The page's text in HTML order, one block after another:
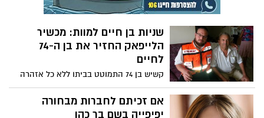
שניות בן חיים למוות: מכשיר
הלייפאק החזיר את בן ה-74
לחיים
קשיש בן 74 התמוטט בביתו ללא כל אזהרה
מוקדמת. אישתו מצאה אותו ללא הכרה בסלון
הבית והזעיקה את כוחות ההצלה. מתנדב
איחוד הצלה, דודי אוברלנדר, שהיה במרחק
אם זכיתם לחברות מבחורה
יפיפייה בשם בר כהן